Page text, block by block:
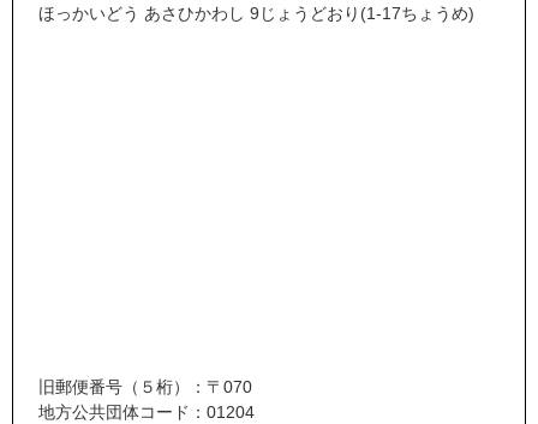
ほっかいどう あさひかわし 9じょうどおり(1-17ちょうめ)
旧郵便番号（５桁）：〒070
地方公共団体コード：01204